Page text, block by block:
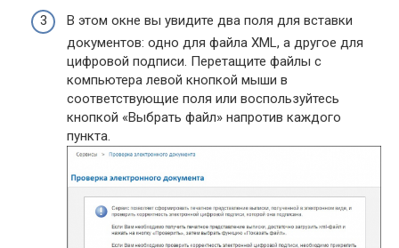
В этом окне вы увидите два поля для вставки
документов: одно для файла XML, а другое для
цифровой подписи. Перетащите файлы с
компьютера левой кнопкой мыши в
соответствующие поля или воспользуйтесь
кнопкой «Выбрать файл» напротив каждого
пункта.